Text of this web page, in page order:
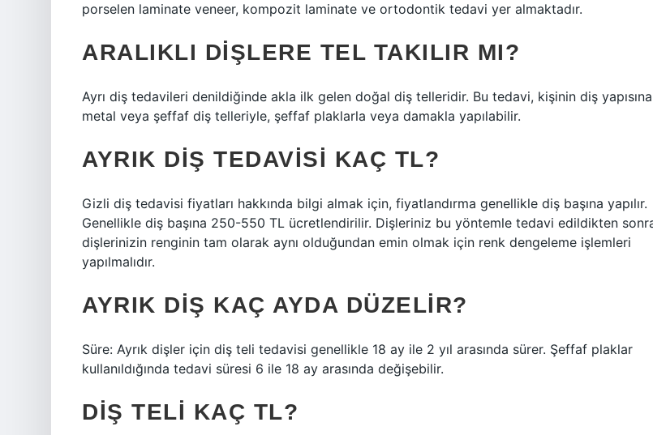
porselen laminate veneer, kompozit laminate ve ortodontik tedavi yer almaktadır.
ARALIKLI DIŞLERE TEL TAKILIR MI?
Ayrı diş tedavileri denildiğinde akla ilk gelen doğal diş telleridir. Bu tedavi, kişinin diş
metal veya şeffaf diş telleriyle, şeffaf plaklarla veya damakla yapılabilir.
AYRIK DIŞ TEDAVISI KAÇ TL?
Gizli diş tedavisi fiyatları hakkında bilgi almak için, fiyatlandırma genellikle diş başına yapılır.
Genellikle diş başına 250-550 TL ücretlendirilir. Dişleriniz bu yöntemle tedavi edildikten
dişlerinizin renginin tam olarak aynı olduğundan emin olmak için renk dengeleme işlemleri
yapılmalıdır.
AYRIK DIŞ KAÇ AYDA DÜZELIR?
Süre: Ayrık dişler için diş teli tedavisi genellikle 18 ay ile 2 yıl arasında sürer. Şeffaf plaklar
kullanıldığında tedavi süresi 6 ile 18 ay arasında değişebilir.
DIŞ TELI KAÇ TL?